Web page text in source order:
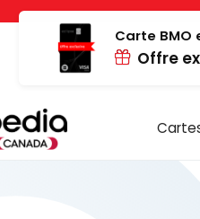
des cookies
Carte BMO
Offre